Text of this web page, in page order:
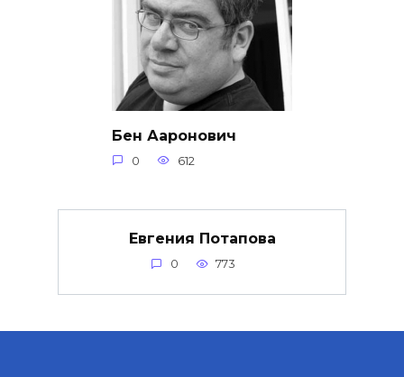
Бен Ааронович
0 612
Евгения Потапова
0 773